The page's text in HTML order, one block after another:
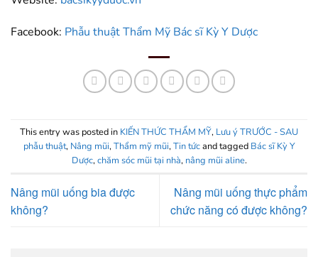
Facebook: Phẫu thuật Thẩm Mỹ Bác sĩ Kỳ Y Dược
This entry was posted in KIẾN THỨC THẨM MỸ, Lưu ý TRƯỚC - SAU
phẫu thuật, Nâng mũi,Thẩm mỹ mũi,Tin tứcand tagged Bác sĩ Kỳ Y
Dược,chăm sóc mũi tại nhà, nâng mũi aline.
Nâng mũi uống bia được
không?
Nâng mũi uống thực phẩm
chức năng có được không?